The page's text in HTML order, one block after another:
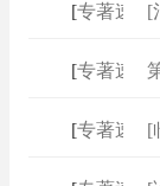
专著速查 ][
专著速查 ]
专著速查 ][